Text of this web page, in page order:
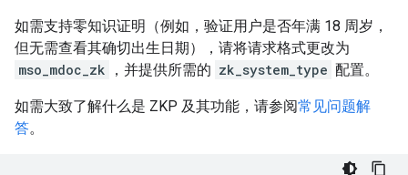
如需支持零知识证明（例如，验证用户是否年满 18 周岁，
但无需查看其确切出生日期），请将请求格式更改为
mso_mdoc_zk
，并提供所需的 zk_system_type 配置。
如需大致了解什么是 ZKP 及其功能，请参阅常见问题解
答。